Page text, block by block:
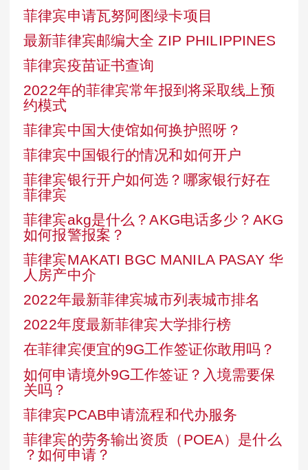
菲律宾申请瓦努阿图绿卡项目
最新菲律宾邮编大全 ZIP PHILIPPINES
菲律宾疫苗证书查询
2022年的菲律宾常年报到将采取线上预
约模式
菲律宾中国大使馆如何换护照呀？
菲律宾中国银行的情况和如何开户
菲律宾银行开户如何选？哪家银行好在
菲律宾
菲律宾akg是什么？AKG电话多少？AKG
如何报警报案？
菲律宾MAKATI BGC MANILA PASAY 华
人房产中介
2022年最新菲律宾城市列表城市排名
2022年度最新菲律宾大学排行榜
在菲律宾便宜的9G工作签证你敢用吗？
如何申请境外9G工作签证？入境需要保
关吗？
菲律宾PCAB申请流程和代办服务
菲律宾的劳务输出资质（POEA）是什么
？如何申请？